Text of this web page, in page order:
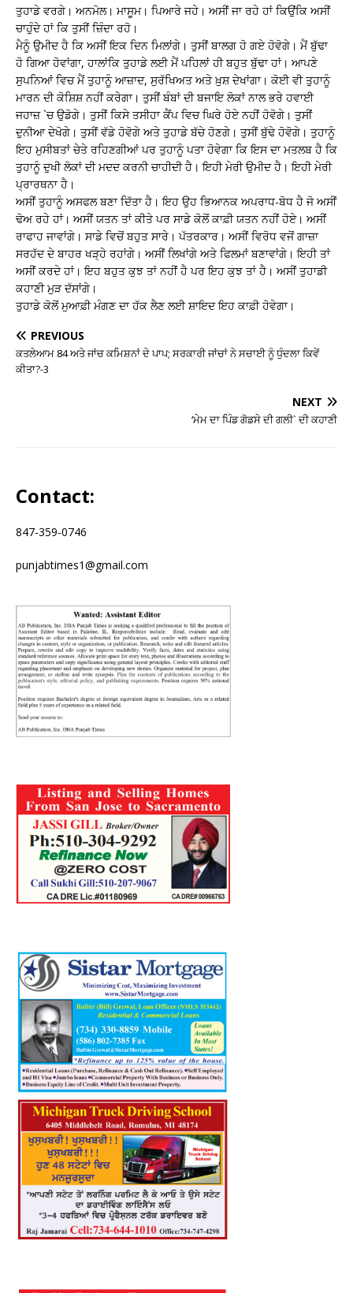
ਤੁਹਾਡੇ ਵਰਗੇ। ਅਨਮੋਲ। ਮਾਸੂਮ। ਪਿਆਰੇ ਜਹੇ। ਅਸੀਂ ਜਾ ਰਹੇ ਹਾਂ ਕਿਉਂਕਿ ਅਸੀਂ
ਚਾਹੁੰਦੇ ਹਾਂ ਕਿ ਤੁਸੀਂ ਜ਼ਿੰਦਾ ਰਹੋ।
ਮੈਨੂੰ ਉਮੀਦ ਹੈ ਕਿ ਅਸੀਂ ਇਕ ਦਿਨ ਮਿਲਾਂਗੇ। ਤੁਸੀਂ ਬਾਲਗ ਹੋ ਗਏ ਹੋਵੋਗੇ। ਮੈਂ ਬੁੱਢਾ
ਹੋ ਗਿਆ ਹੋਵਾਂਗਾ, ਹਾਲਾਂਕਿ ਤੁਹਾਡੇ ਲਈ ਮੈਂ ਪਹਿਲਾਂ ਹੀ ਬਹੁਤ ਬੁੱਢਾ ਹਾਂ। ਆਪਣੇ
ਸੁਪਨਿਆਂ ਵਿਚ ਮੈਂ ਤੁਹਾਨੂੰ ਆਜ਼ਾਦ, ਸੁਰੱਖਿਅਤ ਅਤੇ ਖ਼ੁਸ਼ ਦੇਖਾਂਗਾ। ਕੋਈ ਵੀ ਤੁਹਾਨੂੰ
ਮਾਰਨ ਦੀ ਕੋਸ਼ਿਸ਼ ਨਹੀਂ ਕਰੇਗਾ। ਤੁਸੀਂ ਬੰਬਾਂ ਦੀ ਬਜਾਇ ਲੋਕਾਂ ਨਾਲ ਭਰੇ ਹਵਾਈ
ਜਹਾਜ਼ `ਚ ਉਡੋਗੇ। ਤੁਸੀਂ ਕਿਸੇ ਤਸੀਹਾ ਕੈਂਪ ਵਿਚ ਘਿਰੇ ਹੋਏ ਨਹੀਂ ਹੋਵੋਗੇ। ਤੁਸੀਂ
ਦੁਨੀਆ ਦੇਖੋਗੇ। ਤੁਸੀਂ ਵੱਡੇ ਹੋਵੋਗੇ ਅਤੇ ਤੁਹਾਡੇ ਬੱਚੇ ਹੋਣਗੇ। ਤੁਸੀਂ ਬੁੱਢੇ ਹੋਵੋਗੇ। ਤੁਹਾਨੂੰ
ਇਹ ਮੁਸੀਬਤਾਂ ਚੇਤੇ ਰਹਿਣਗੀਆਂ ਪਰ ਤੁਹਾਨੂੰ ਪਤਾ ਹੋਵੇਗਾ ਕਿ ਇਸ ਦਾ ਮਤਲਬ ਹੈ ਕਿ
ਤੁਹਾਨੂੰ ਦੁਖੀ ਲੋਕਾਂ ਦੀ ਮਦਦ ਕਰਨੀ ਚਾਹੀਦੀ ਹੈ। ਇਹੀ ਮੇਰੀ ਉਮੀਦ ਹੈ। ਇਹੀ ਮੇਰੀ
ਪ੍ਰਾਰਥਨਾ ਹੈ।
ਅਸੀਂ ਤੁਹਾਨੂੰ ਅਸਫਲ ਬਣਾ ਦਿੱਤਾ ਹੈ। ਇਹ ਉਹ ਭਿਆਨਕ ਅਪਰਾਧ-ਬੋਧ ਹੈ ਜੋ ਅਸੀਂ
ਢੋਅ ਰਹੇ ਹਾਂ। ਅਸੀਂ ਯਤਨ ਤਾਂ ਕੀਤੇ ਪਰ ਸਾਡੇ ਕੋਲੋਂ ਕਾਫ਼ੀ ਯਤਨ ਨਹੀਂ ਹੋਏ। ਅਸੀਂ
ਰਾਫਾਹ ਜਾਵਾਂਗੇ। ਸਾਡੇ ਵਿਚੋਂ ਬਹੁਤ ਸਾਰੇ। ਪੱਤਰਕਾਰ। ਅਸੀਂ ਵਿਰੋਧ ਵਜੋਂ ਗਾਜ਼ਾ
ਸਰਹੱਦ ਦੇ ਬਾਹਰ ਖੜ੍ਹੇ ਰਹਾਂਗੇ। ਅਸੀਂ ਲਿਖਾਂਗੇ ਅਤੇ ਫਿਲਮਾਂ ਬਣਾਵਾਂਗੇ। ਇਹੀ ਤਾਂ
ਅਸੀਂ ਕਰਦੇ ਹਾਂ। ਇਹ ਬਹੁਤ ਕੁਝ ਤਾਂ ਨਹੀਂ ਹੈ ਪਰ ਇਹ ਕੁਝ ਤਾਂ ਹੈ। ਅਸੀਂ ਤੁਹਾਡੀ
ਕਹਾਣੀ ਮੁੜ ਦੱਸਾਂਗੇ।
ਤੁਹਾਡੇ ਕੋਲੋਂ ਮੁਆਫ਼ੀ ਮੰਗਣ ਦਾ ਹੱਕ ਲੈਣ ਲਈ ਸ਼ਾਇਦ ਇਹ ਕਾਫ਼ੀ ਹੋਵੇਗਾ।
PREVIOUS
ਕਤਲੇਆਮ 84 ਅਤੇ ਜਾਂਚ ਕਮਿਸ਼ਨਾਂ ਦੇ ਪਾਪ; ਸਰਕਾਰੀ ਜਾਂਚਾਂ ਨੇ ਸਚਾਈ ਨੂੰ ਧੁੰਦਲਾ ਕਿਵੇਂ
ਕੀਤਾ?-3
NEXT
‘ਮੇਮ ਦਾ ਪਿੰਡ ਗੋਡਸੇ ਦੀ ਗਲੀ` ਦੀ ਕਹਾਣੀ
Contact:
847-359-0746
punjabtimes1@gmail.com